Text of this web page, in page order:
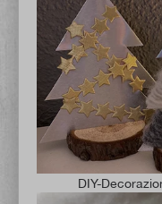
DIY-